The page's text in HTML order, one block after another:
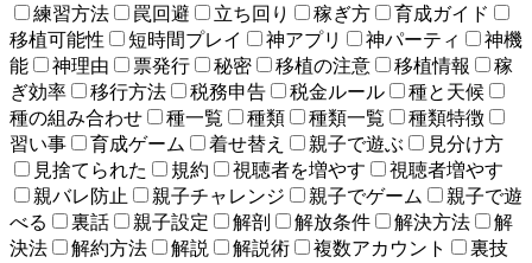
練習方法
罠回避 立ち回り 稼ぎ方
育成ガイド
移植可能性
短時間プレイ 神アプリ 神パーティ
神機
能
神理由 票発行 秘密 移植の注意 移植情報
稼
ぎ効率
移行方法 税務申告 税金ルール
種と天候
種の組み合わせ
種一覧 種類 種類一覧
種類特徴
習い事
育成ゲーム 着せ替え 親子で遊ぶ
見分け方
見捨てられた
規約 視聴者を増やす
視聴者増やす
親バレ防止
親子チャレンジ 親子でゲーム
親子で遊
べる
裏話 親子設定 解剖 解放条件 解決方法
解
決法
解約方法 解説 解説術 複数アカウント
裏技